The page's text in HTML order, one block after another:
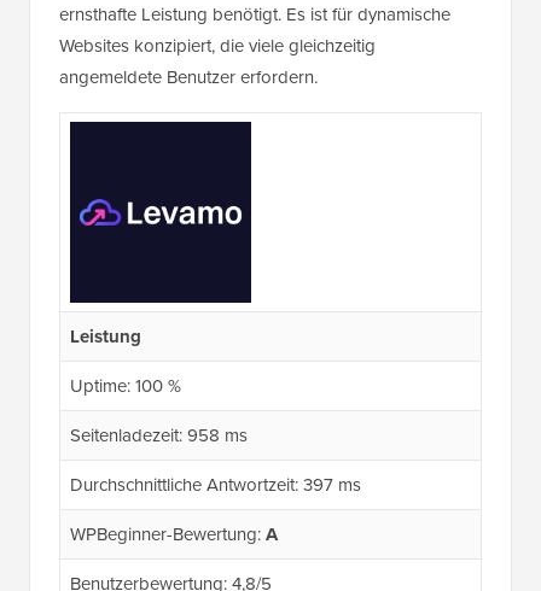
ernsthafte Leistung benötigt. Es ist für dynamische
Websites konzipiert, die viele gleichzeitig
angemeldete Benutzer erfordern.
Leistung
Uptime: 100 %
Seitenladezeit: 958 ms
Durchschnittliche Antwortzeit: 397 ms
WPBeginner-Bewertung:A
Benutzerbewertung: 4,8/5